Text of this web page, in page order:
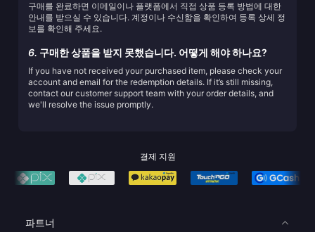
구매를 완료하면 이메일이나 플랫폼에서 직접 상품 등록 방법에 대한
안내를 받으실 수 있습니다. 계정이나 수신함을 확인하여 등록 상세 정
보를 확인해 주세요.
6. 구매한 상품을 받지 못했습니다. 어떻게 해야 하나요?
If you have not received your purchased item, please check your
account and email for the redemption details. If it’s still missing,
contact our customer support team with your order details, and
we'll resolve the issue promptly.
결제 지원
파트너